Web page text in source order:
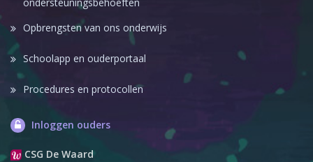
Opbrengsten van ons onderwijs
Schoolapp en ouderportaal
Procedures en protocollen
Inloggen ouders
CSG De Waard